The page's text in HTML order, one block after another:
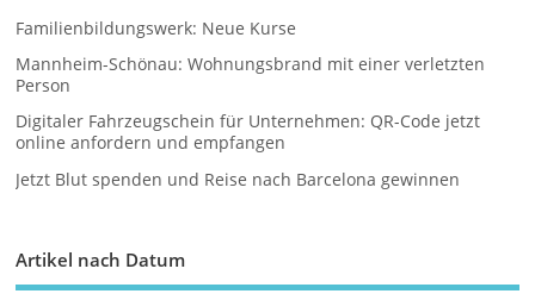
Familienbildungswerk: Neue Kurse
Mannheim-Schönau: Wohnungsbrand mit einer verletzten
Person
Digitaler Fahrzeugschein für Unternehmen: QR-Code jetzt
online anfordern und empfangen
Jetzt Blut spenden und Reise nach Barcelona gewinnen
Artikel nach Datum